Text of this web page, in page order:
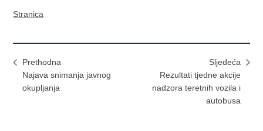
Stranica
Prethodna
Najava snimanja javnog
okupljanja
Sljedeća
Rezultati tjedne akcije
nadzora teretnih vozila i
autobusa